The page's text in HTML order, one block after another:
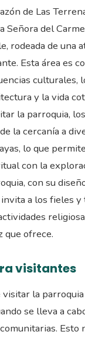
de Las
Señora del
rodeada de una
Esta área es
culturales,
y la vida
la parroquia,
la cercanía a
lo que
con la
con su
a los fieles y
que ofrece.
visitantes
la
se lleva a
Esto